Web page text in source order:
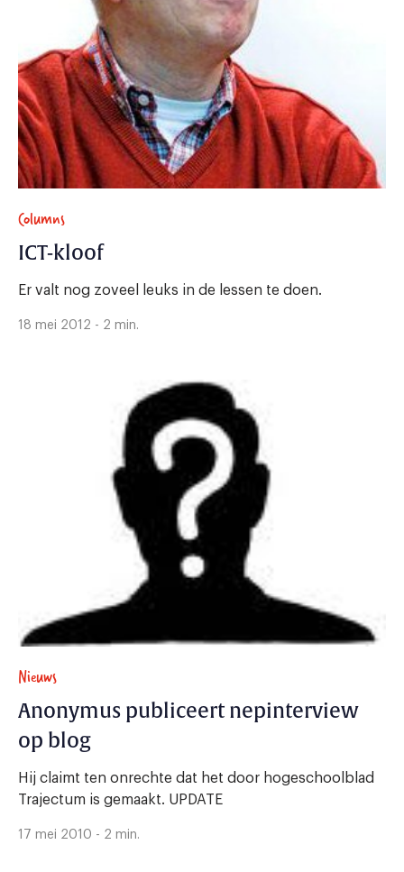
Columns
ICT-kloof
Er valt nog zoveel leuks in de lessen te doen.
18 mei 2012 - 2 min.
Nieuws
Anonymus publiceert nepinterview
op blog
Hij claimt ten onrechte dat het door hogeschoolblad
Trajectum is gemaakt. UPDATE
17 mei 2010 - 2 min.